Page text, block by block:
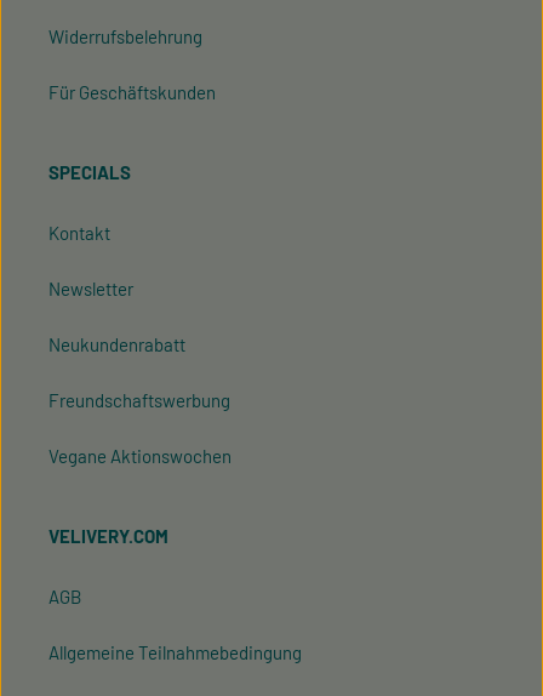
Widerrufsbelehrung
Für Geschäftskunden
SPECIALS
Kontakt
Newsletter
Neukundenrabatt
Freundschaftswerbung
Vegane Aktionswochen
VELIVERY.COM
AGB
Allgemeine Teilnahmebedingung